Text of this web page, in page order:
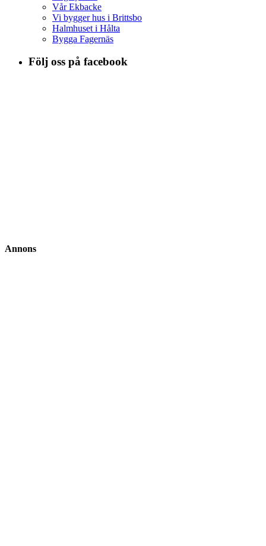
Vår Ekbacke
Vi bygger hus i Brittsbo
Halmhuset i Hålta
Bygga Fagernäs
Följ oss på facebook
Annons